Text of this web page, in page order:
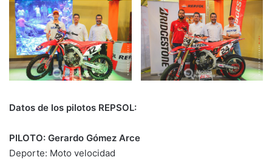
Datos de los pilotos REPSOL:
PILOTO: Gerardo Gómez Arce
Deporte: Moto velocidad